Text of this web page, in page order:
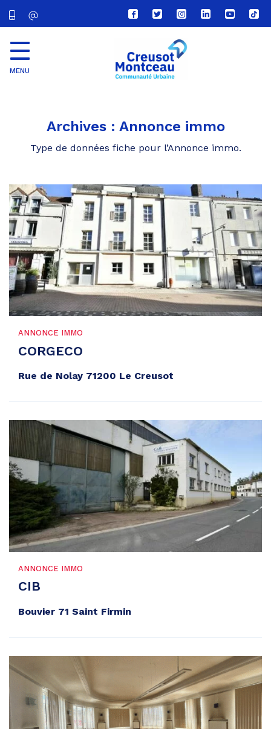
Lien
vers
compte
Facebook
Lien
vers
compte
Twitter
Lien
vers
le
compte
Lien
vers
Lien
vers
Lien
vers
MENU
Archives : Annonce immo
Type de données fiche pour l’Annonce immo.
ANNONCE IMMO
CORGECO
Rue de Nolay 71200 Le Creusot
ANNONCE IMMO
CIB
Bouvier 71 Saint Firmin